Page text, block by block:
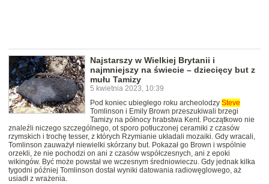
Najstarszy w Wielkiej Brytanii i
najmniejszy na świecie – dziecięcy but z
mułu Tamizy
5 kwietnia 2023, 10:39
Pod koniec ubiegłego roku archeolodzy Steve
Tomlinson i Emily Brown przeszukiwali brzegi
Tamizy na północy hrabstwa Kent. Początkowo nie
znaleźli niczego szczególnego, ot sporo potłuczonej ceramiki z czasów
rzymskich i trochę tesser, z których Rzymianie układali mozaiki. Gdy wracali,
Tomlinson zauważył niewielki skórzany but. Pokazał go Brown i wspólnie
orzekli, że nie pochodzi on ani z czasów współczesnych, ani z epoki
wikingów. Być może powstał we wczesnym średniowieczu. Gdy jednak kilka
tygodni później Tomlinson dostał wyniki datowania radiowęglowego, aż
usiadł z wrażenia.